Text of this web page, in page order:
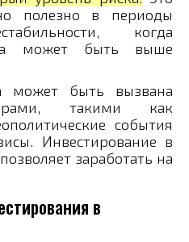
полезно в периоды
когда
может быть выше
может быть вызвана
такими как
события
Инвестирование в
заработать на
в